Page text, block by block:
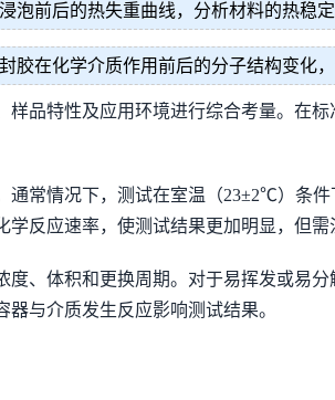
泡前后的热失重曲线，分析材料的热稳
胶在化学介质作用前后的分子结构变化
样品特性及应用环境进行综合考量。在
通常情况下，测试在室温（23±2℃）条
反应速率，使测试结果更加明显，但
度、体积和更换周期。对于易挥发或易
与介质发生反应影响测试结果。